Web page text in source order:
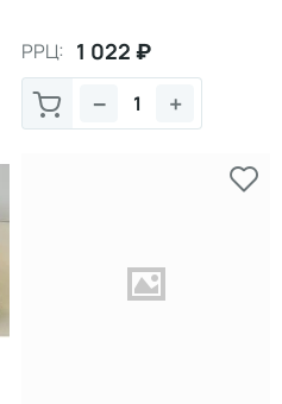
РРЦ: 1 022 ₽
+
−